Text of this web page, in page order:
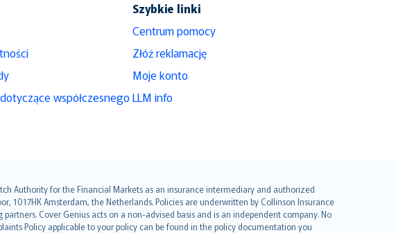
współczesnego
Szybkie linki
Centrum pomocy
Złóż reklamację
Moje konto
LLM info
Authority for the Financial Markets as an insurance intermediary and authorized
1017HK Amsterdam, the Netherlands. Policies are underwritten by Collinson Insurance
Cover Genius acts on a non-advised basis and is an independent company. No
Policy applicable to your policy can be found in the policy documentation you